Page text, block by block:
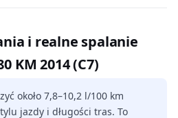
i realne spalanie
KM 2014 (C7)
około 7,8–10,2 l/100 km
jazdy i długości tras. To